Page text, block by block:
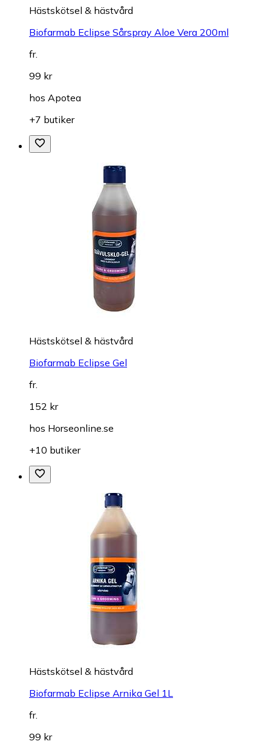
Hästskötsel & hästvård
Biofarmab Eclipse Sårspray Aloe Vera 200ml
fr.
99 kr
hos Apotea
+7 butiker
Hästskötsel & hästvård
Biofarmab Eclipse Gel
fr.
152 kr
hos Horseonline.se
+10 butiker
Hästskötsel & hästvård
Biofarmab Eclipse Arnika Gel 1L
fr.
99 kr